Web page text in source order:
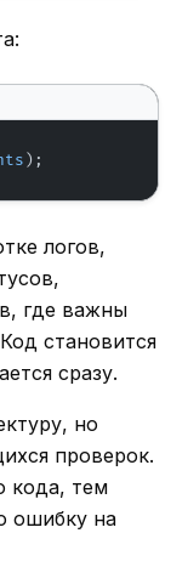
);
логов,
где важны
становится
сразу.
но
проверок.
кода, тем
ошибку на